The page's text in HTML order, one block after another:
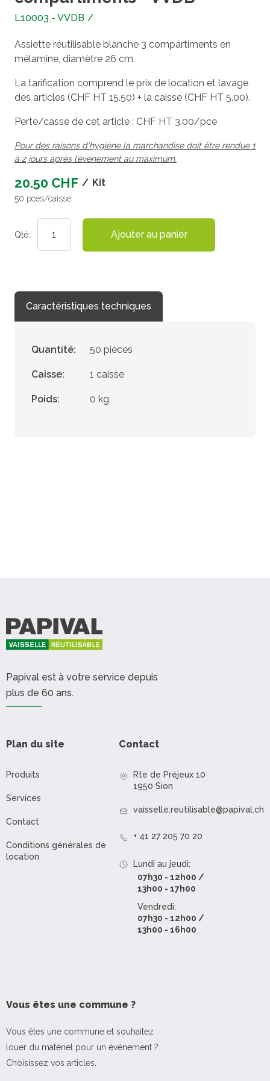
L10003 - VVDB /
Assiette réutilisable blanche 3 compartiments en
mélamine, diamètre 26 cm.
La tarification comprend le prix de location et lavage
des articles (CHF HT 15.50) + la caisse (CHF HT 5.00).
Perte/casse de cet article : CHF HT 3.00/pce
Pour des raisons d’hygiène la marchandise doit être rendue 1
à 2 jours après l’évènement au maximum.
20.50 CHF / Kit
50 pces/caisse
Qté: Ajouter au panier
Caractéristiques techniques
Quantité: 50 pièces
Caisse: 1 caisse
Poids: 0 kg
Papival est à votre service depuis
plus de 60 ans.
Plan du site
Produits
Services
Contact
Conditions générales de
location
Contact
Rte de Préjeux 10
1950 Sion
vaisselle.reutilisable@papival.ch
+ 41 27 205 70 20
Lundi au jeudi:
07h30 - 12h00 /
13h00 - 17h00
Vendredi:
07h30 - 12h00 /
13h00 - 16h00
Vous êtes une commune ?
Vous êtes une commune et souhaitez
louer du matériel pour un événement ?
Choisissez vos articles.